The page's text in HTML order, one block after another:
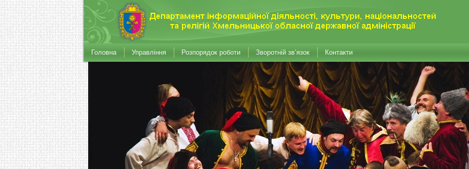
Головна Управління Розпорядок роботи Зворотній зв’язок Контакти